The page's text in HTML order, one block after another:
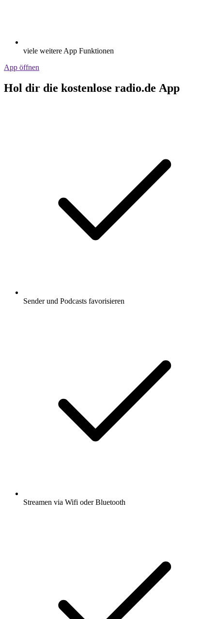
viele weitere App Funktionen
App öffnen
Hol dir die kostenlose radio.de App
Sender und Podcasts favorisieren
Streamen via Wifi oder Bluetooth